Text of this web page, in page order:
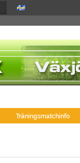
Träningsmatchinfo